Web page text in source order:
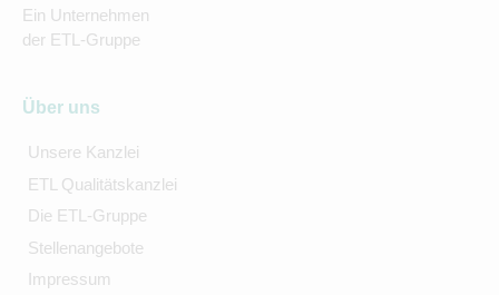
Ein Unternehmen
der ETL-Gruppe
Über uns
Unsere Kanzlei
ETL Qualitätskanzlei
Die ETL-Gruppe
Stellenangebote
Impressum